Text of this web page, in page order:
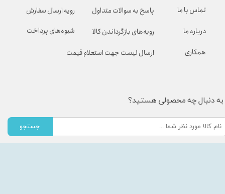
رویه ارسال سفارش
شیوه‌های پرداخت
پاسخ به سوالات متداول
رویه‌های بازگرداندن کالا
ارسال لیست جهت استعلام قیمت
تماس با ما
درباره ما
همکاری
به دنبال چه محصولی هستید؟
جستجو